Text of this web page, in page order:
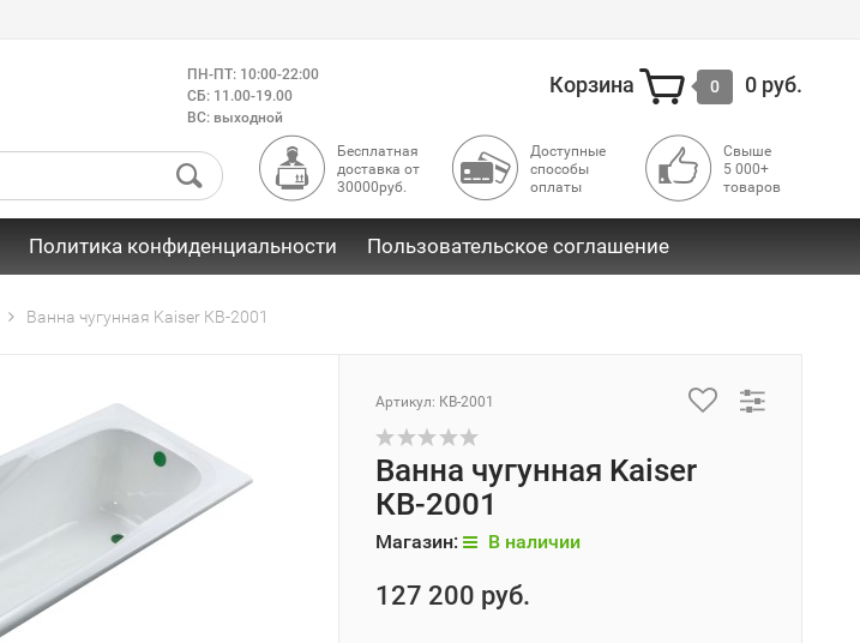
ПН-ПТ: 10:00-22:00
СБ: 11.00-19.00
ВС: выходной
Корзина 0 0 руб.
Бесплатная
доставка от
30000руб.
Доступные
способы
оплаты
Свыше
5 000+
товаров
Политика конфиденциальности Пользовательское соглашение
Ванна чугунная Kaiser КВ-2001
Артикул: КВ-2001
Ванна чугунная Kaiser
КВ-2001
Магазин: В наличии
127 200 руб.